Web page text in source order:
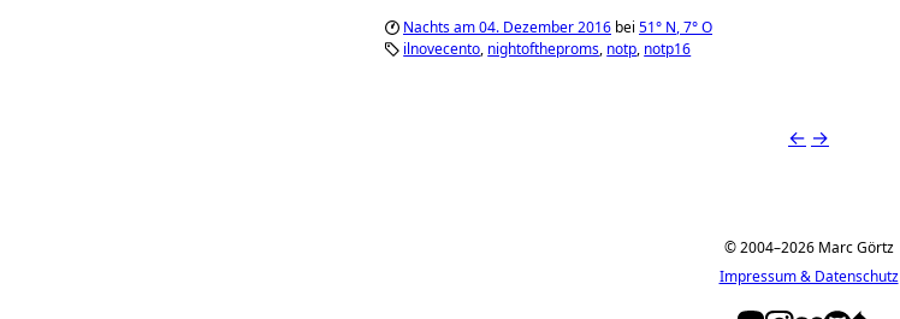
Nachts am 04. Dezember 2016 bei 51° N,7°O
ilnovecento nightoftheproms notp notp16
← →
© 2004–2026 Marc Görtz
Impressum & Datenschutz